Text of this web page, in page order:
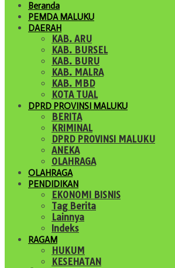
Beranda
PEMDA MALUKU
DAERAH
KAB. ARU
KAB. BURSEL
KAB. BURU
KAB. MALRA
KAB. MBD
KOTA TUAL
DPRD PROVINSI MALUKU
BERITA
KRIMINAL
DPRD PROVINSI MALUKU
ANEKA
OLAHRAGA
OLAHRAGA
PENDIDIKAN
EKONOMI BISNIS
Tag Berita
Lainnya
Indeks
RAGAM
HUKUM
KESEHATAN